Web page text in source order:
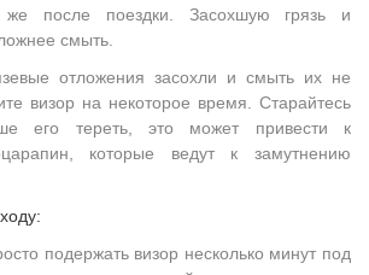
же после поездки. Засохшую грязь и
смыть.
отложения засохли и смыть их не
визор на некоторое время. Старайтесь
его тереть, это может привести к
которые ведут к замутнению
подержать визор несколько минут под